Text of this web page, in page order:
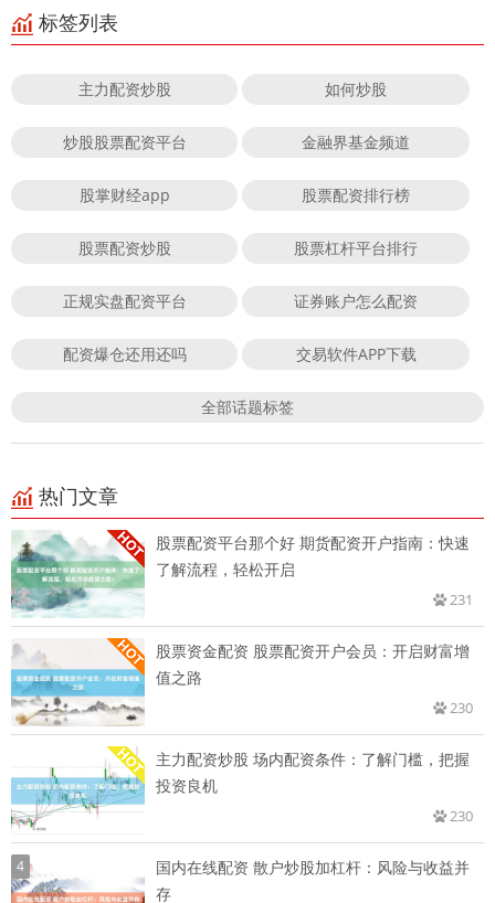
标签列表
主力配资炒股 如何炒股
炒股股票配资平台 金融界基金频道
股掌财经app 股票配资排行榜
股票配资炒股 股票杠杆平台排行
正规实盘配资平台 证券账户怎么配资
配资爆仓还用还吗 交易软件APP下载
全部话题标签
热门文章
股票配资平台那个好 期货配资开户指南：快速
了解流程，轻松开启
231
股票资金配资 股票配资开户会员：开启财富增
值之路
230
主力配资炒股 场内配资条件：了解门槛，把握
投资良机
230
4
国内在线配资 散户炒股加杠杆：风险与收益并
存